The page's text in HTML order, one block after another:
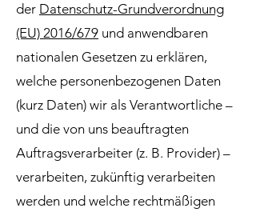
der Datenschutz-Grundverordnung
(EU) 2016/679 und anwendbaren
nationalen Gesetzen zu erklären,
welche personenbezogenen Daten
(kurz Daten) wir als Verantwortliche –
und die von uns beauftragten
Auftragsverarbeiter (z. B. Provider) –
verarbeiten, zukünftig verarbeiten
werden und welche rechtmäßigen